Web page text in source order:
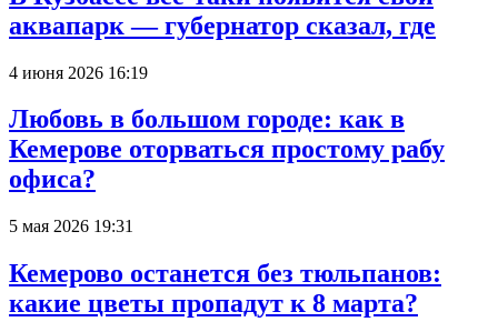
аквапарк — губернатор сказал, где
4 июня 2026 16:19
Любовь в большом городе: как в
Кемерове оторваться простому рабу
офиса?
5 мая 2026 19:31
Кемерово останется без тюльпанов:
какие цветы пропадут к 8 марта?